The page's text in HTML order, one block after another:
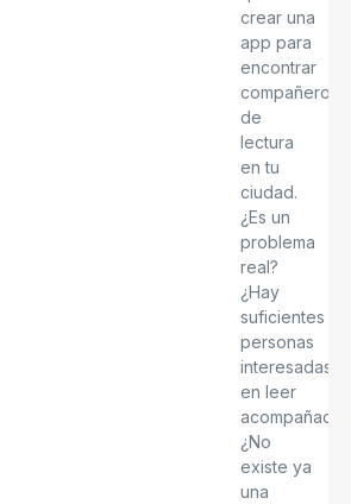
crear una
app para
encontrar
compañeros
de
lectura
en tu
ciudad.
¿Es un
problema
real?
¿Hay
suficientes
personas
interesadas
en leer
acompañadas?
¿No
existe ya
una